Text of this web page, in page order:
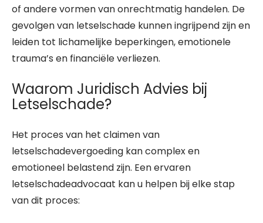
of andere vormen van onrechtmatig handelen. De
gevolgen van letselschade kunnen ingrijpend zijn en
leiden tot lichamelijke beperkingen, emotionele
trauma’s en financiële verliezen.
Waarom Juridisch Advies bij
Letselschade?
Het proces van het claimen van
letselschadevergoeding kan complex en
emotioneel belastend zijn. Een ervaren
letselschadeadvocaat kan u helpen bij elke stap
van dit proces: